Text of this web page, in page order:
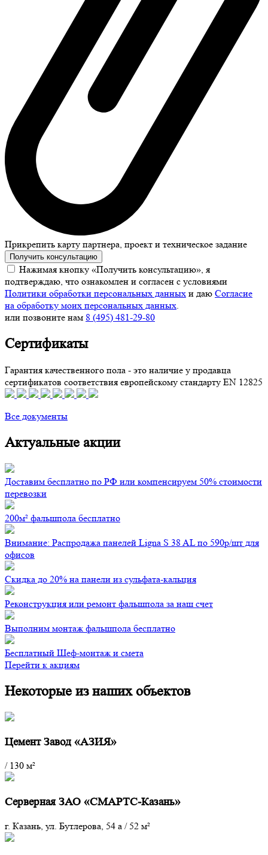
Прикрепить карту партнера, проект и техническое задание
Получить консультацию
Нажимая кнопку «Получить консультацию», я
подтверждаю, что ознакомлен и согласен с условиями
Политики обработки персональных данных и даю Согласие
на обработку моих персональных данных.
или позвоните нам 8 (495) 481-29-80
Сертификаты
Гарантия качественного пола - это наличие у продавца
сертификатов соответствия европейскому стандарту EN 12825
Все документы
Актуальные акции
Доставим бесплатно по РФ или компенсируем 50% стоимости
перевозки
200м² фальшпола бесплатно
Внимание: Распродажа панелей Ligna S 38 AL по 590р/шт для
офисов
Скидка до 20% на панели из сульфата-кальция
Реконструкция или ремонт фальшпола за наш счет
Выполним монтаж фальшпола бесплатно
Бесплатный Шеф-монтаж и смета
Перейти к акциям
Некоторые из наших объектов
Цемент Завод «АЗИЯ»
/130 м²
Серверная ЗАО «СМАРТС-Казань»
г. Казань, ул. Бутлерова, 54 а /52 м²